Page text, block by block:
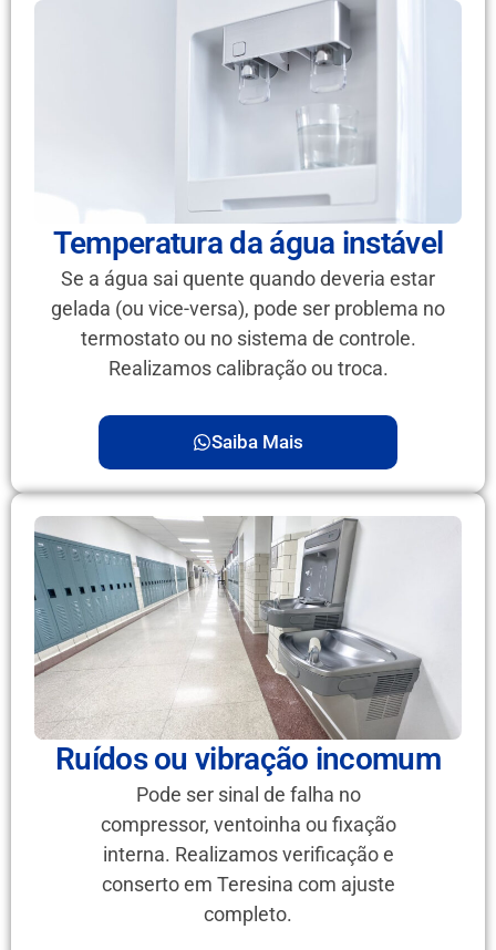
Temperatura da água instável
Se a água sai quente quando deveria estar
gelada (ou vice-versa), pode ser problema no
termostato ou no sistema de controle.
Realizamos calibração ou troca.
Saiba Mais
Ruídos ou vibração incomum
Pode ser sinal de falha no
compressor, ventoinha ou fixação
interna. Realizamos verificação e
conserto em Teresina com ajuste
completo.